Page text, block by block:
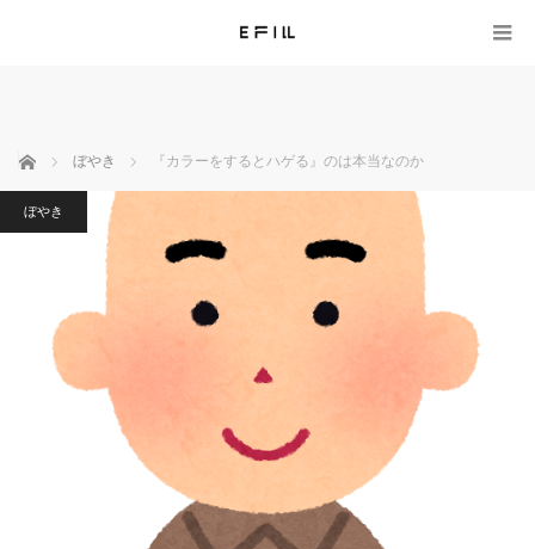
ホーム ぼやき 『カラーをするとハゲる』のは本当なのか
ぼやき